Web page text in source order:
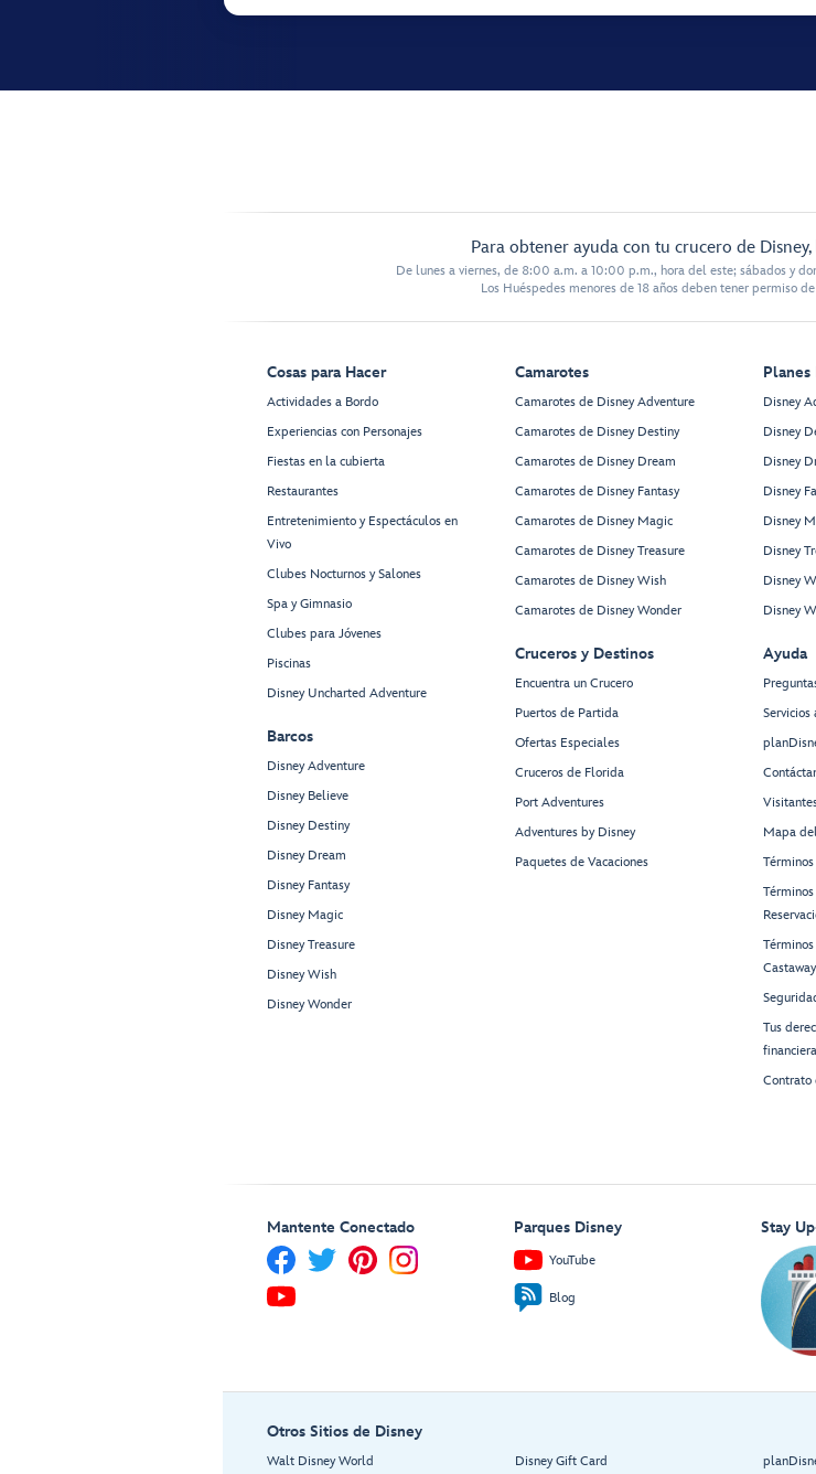
Para obtener ayuda con tu crucero de
De lunes a viernes, de 8:00 a.m. a 10:00 p.m., hora del este; sábados y
Los Huéspedes menores de 18 años deben tener permiso
Cosas para Hacer
Actividades a Bordo
Experiencias con Personajes
Fiestas en la cubierta
Restaurantes
Entretenimiento y Espectáculos en
Vivo
Clubes Nocturnos y Salones
Spa y Gimnasio
Clubes para Jóvenes
Piscinas
Disney Uncharted Adventure
Barcos
Disney Adventure
Disney Believe
Disney Destiny
Disney Dream
Disney Fantasy
Disney Magic
Disney Treasure
Disney Wish
Disney Wonder
Camarotes
Camarotes de Disney Adventure
Camarotes de Disney Destiny
Camarotes de Disney Dream
Camarotes de Disney Fantasy
Camarotes de Disney Magic
Camarotes de Disney Treasure
Camarotes de Disney Wish
Camarotes de Disney Wonder
Cruceros y Destinos
Encuentra un Crucero
Puertos de Partida
Ofertas Especiales
Cruceros de Florida
Port Adventures
Adventures by Disney
Paquetes de Vacaciones
Disney
Disney
Disney
Disney
Disney
Disney
Disney
Disney
Ayuda
Mapa
Tus
financiera
Contrato
Mantente Conectado Parques Disney
YouTube
Blog
Stay
Otros Sitios de Disney
Walt Disney World Disney Gift Card